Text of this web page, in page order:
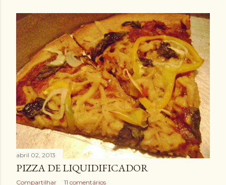
abril 02, 2013
PIZZA DE LIQUIDIFICADOR
Compartilhar 11 comentários